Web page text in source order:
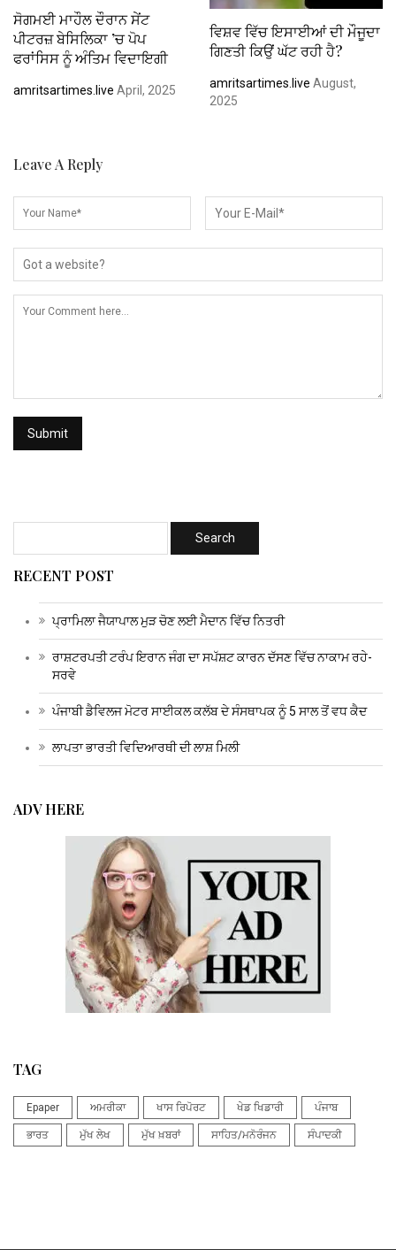
ਸੋਗਮਈ ਮਾਹੌਲ ਦੌਰਾਨ ਸੇਂਟ
ਪੀਟਰਜ਼ ਬੇਸਿਲਿਕਾ ’ਚ ਪੋਪ
ਫਰਾਂਸਿਸ ਨੂੰ ਅੰਤਿਮ ਵਿਦਾਇਗੀ
amritsartimes.live April, 2025
ਵਿਸ਼ਵ ਵਿੱਚ ਇਸਾਈਆਂ ਦੀ ਮੌਜੂਦਾ
ਗਿਣਤੀ ਕਿਉਂ ਘੱਟ ਰਹੀ ਹੈ?
amritsartimes.live August,
2025
Leave A Reply
RECENT POST
ਪ੍ਰਾਮਿਲਾ ਜੈਯਾਪਾਲ ਮੁੜ ਚੋਣ ਲਈ ਮੈਦਾਨ ਵਿੱਚ ਨਿਤਰੀ
ਰਾਸ਼ਟਰਪਤੀ ਟਰੰਪ ਇਰਾਨ ਜੰਗ ਦਾ ਸਪੱਸ਼ਟ ਕਾਰਨ ਦੱਸਣ ਵਿੱਚ ਨਾਕਾਮ ਰਹੇ-
ਸਰਵੇ
ਪੰਜਾਬੀ ਡੈਵਿਲਜ ਮੋਟਰ ਸਾਈਕਲ ਕਲੱਬ ਦੇ ਸੰਸਥਾਪਕ ਨੂੰ 5 ਸਾਲ ਤੋਂ ਵਧ ਕੈਦ
ਲਾਪਤਾ ਭਾਰਤੀ ਵਿਦਿਆਰਥੀ ਦੀ ਲਾਸ਼ ਮਿਲੀ
ADV HERE
TAG
Epaper ਅਮਰੀਕਾ ਖਾਸ ਰਿਪੋਰਟ ਖੇਡ ਖਿਡਾਰੀ ਪੰਜਾਬ
ਭਾਰਤ ਮੁੱਖ ਲੇਖ ਮੁੱਖ ਖ਼ਬਰਾਂ ਸਾਹਿਤ/ਮਨੋਰੰਜਨ ਸੰਪਾਦਕੀ